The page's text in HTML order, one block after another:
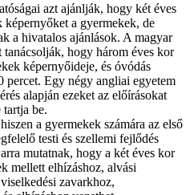
azt ajánlják, hogy két éves
képernyőket a gyermekek, de
a hivatalos ajánlások. A magyar
tanácsolják, hogy három éves kor
képernyőideje, és óvódás
percet. Egy négy angliai egyetem
alapján ezeket az előírásokat
tartja be.
a gyermekek számára az első
testi és szellemi fejlődés
mutatnak, hogy a két éves kor
mellett elhízáshoz, alvási
zavarkhoz,